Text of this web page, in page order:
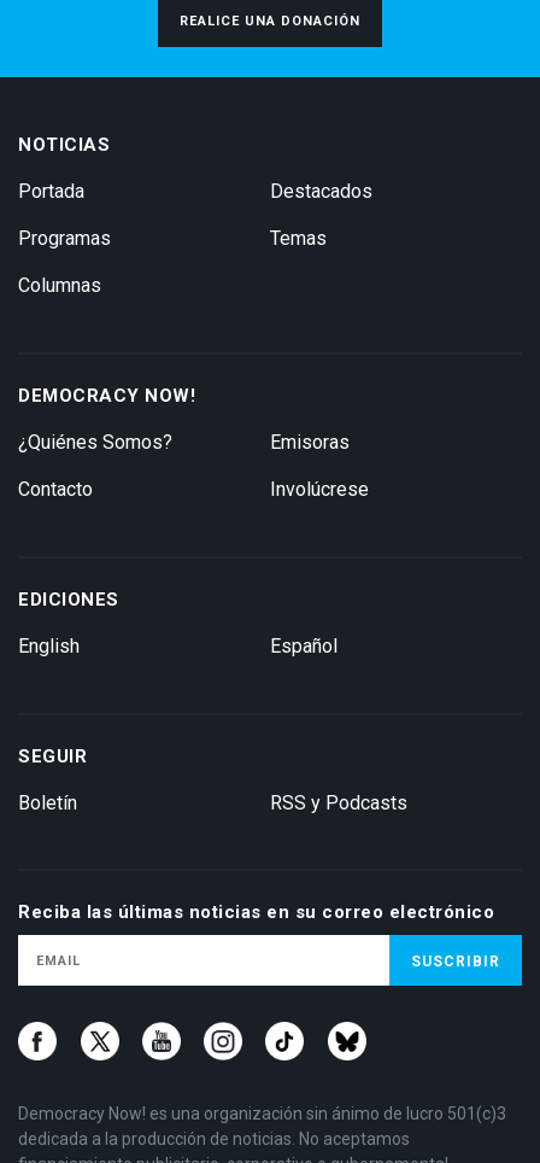
REALICE UNA DONACIÓN
NOTICIAS
Portada
Programas
Columnas
Destacados
Temas
DEMOCRACY NOW!
¿Quiénes Somos?
Contacto
Emisoras
Involúcrese
EDICIONES
English Español
SEGUIR
Boletín RSS y Podcasts
Reciba las últimas noticias en su correo electrónico
Democracy Now! es una organización sin ánimo de lucro 501(c)3
dedicada a la producción de noticias. No aceptamos